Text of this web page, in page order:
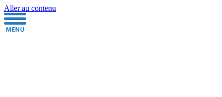
Aller au contenu